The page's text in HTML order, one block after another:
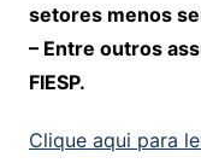
setores menos
– Entre outros
FIESP.
Clique aqui para